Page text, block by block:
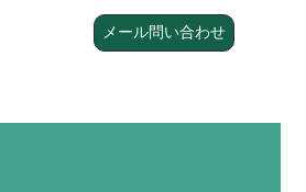
メール問い合わせ